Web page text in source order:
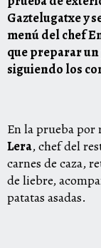
Gaztelugatxe y
menú del chef
que preparar
siguiendo los
En la prueba por
Lera, chef del
carnes de caza,
de liebre,
patatas asadas.